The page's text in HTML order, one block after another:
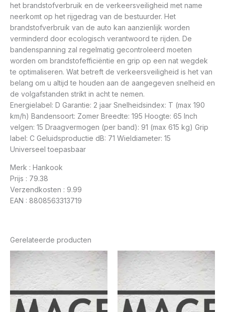
het brandstofverbruik en de verkeersveiligheid met name
neerkomt op het rijgedrag van de bestuurder. Het
brandstofverbruik van de auto kan aanzienlijk worden
verminderd door ecologisch verantwoord te rijden. De
bandenspanning zal regelmatig gecontroleerd moeten
worden om brandstofefficiëntie en grip op een nat wegdek
te optimaliseren. Wat betreft de verkeersveiligheid is het van
belang om u altijd te houden aan de aangegeven snelheid en
de volgafstanden strikt in acht te nemen.
Energielabel: D Garantie: 2 jaar Snelheidsindex: T (max 190
km/h) Bandensoort: Zomer Breedte: 195 Hoogte: 65 Inch
velgen: 15 Draagvermogen (per band): 91 (max 615 kg) Grip
label: C Geluidsproductie dB: 71 Wieldiameter: 15
Universeel toepasbaar
Merk : Hankook
Prijs : 79.38
Verzendkosten : 9.99
EAN : 8808563313719
Gerelateerde producten